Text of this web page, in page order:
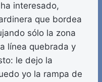
interesado,
que bordea
sólo la zona
línea quebrada y
le dejo la
yo la rampa de